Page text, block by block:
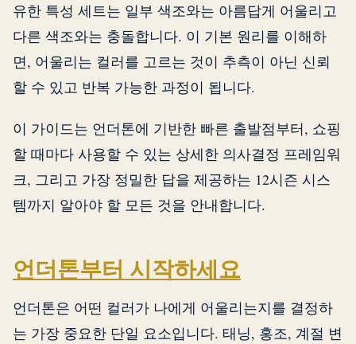
유한 특성 세트는 일부 색조와는 아름답게 어울리고
다른 색조와는 충돌합니다. 이 기본 원리를 이해하
면, 어울리는 컬러를 고르는 것이 추측이 아닌 신뢰
할 수 있고 반복 가능한 과정이 됩니다.
이 가이드는 언더톤에 기반한 빠른 출발점부터, 쇼핑
할 때마다 사용할 수 있는 상세한 의사결정 프레임워
크, 그리고 가장 정밀한 답을 제공하는 12시즌 시스
템까지 알아야 할 모든 것을 안내합니다.
언더톤부터 시작하세요
언더톤은 어떤 컬러가 나에게 어울리는지를 결정하
는 가장 중요한 단일 요소입니다. 태닝, 홍조, 계절 변